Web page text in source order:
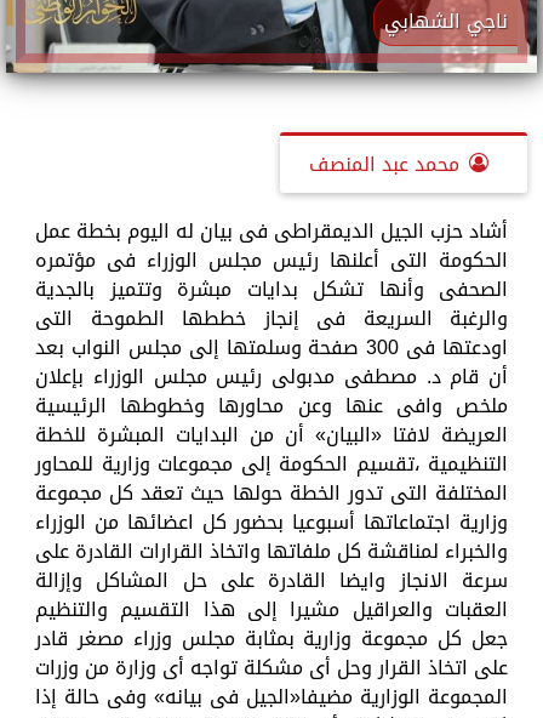
ناجي الشهابي
محمد عبد المنصف
أشاد حزب الجيل الديمقراطى فى بيان له اليوم بخطة عمل
الحكومة التى أعلنها رئيس مجلس الوزراء فى مؤتمره
الصحفى وأنها تشكل بدايات مبشرة وتتميز بالجدية
والرغبة السريعة فى إنجاز خططها الطموحة التى
اودعتها فى 300 صفحة وسلمتها إلى مجلس النواب بعد
أن قام د. مصطفى مدبولى رئيس مجلس الوزراء بإعلان
ملخص وافى عنها وعن محاورها وخطوطها الرئيسية
العريضة لافتا «البيان» أن من البدايات المبشرة للخطة
التنظيمية ،تقسيم الحكومة إلى مجموعات وزارية للمحاور
المختلفة التى تدور الخطة حولها حيث تعقد كل مجموعة
وزارية اجتماعاتها أسبوعيا بحضور كل اعضائها من الوزراء
والخبراء لمناقشة كل ملفاتها واتخاذ القرارات القادرة على
سرعة الانجاز وايضا القادرة على حل المشاكل وإزالة
العقبات والعراقيل مشيرا إلى هذا التقسيم والتنظيم
جعل كل مجموعة وزارية بمثابة مجلس وزراء مصغر قادر
على اتخاذ القرار وحل أى مشكلة تواجه أى وزارة من وزرات
المجموعة الوزارية مضيفا«الجيل فى بيانه» وفى حالة إذا